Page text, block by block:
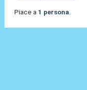
Piace a 1 persona